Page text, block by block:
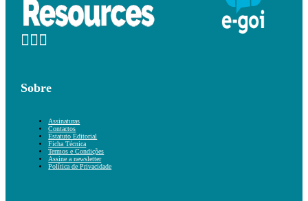
Sobre
Assinaturas
Contactos
Estatuto Editorial
Ficha Técnica
Termos e Condições
Assine a newsletter
Política de Privacidade